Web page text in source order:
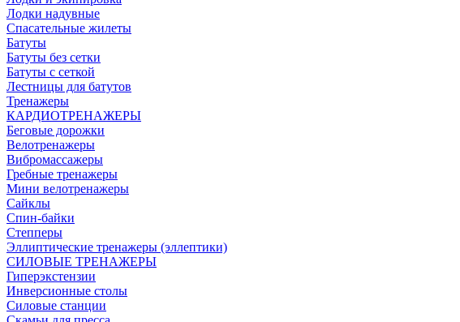
Лодки надувные
Спасательные жилеты
Батуты
Батуты без сетки
Батуты с сеткой
Лестницы для батутов
Тренажеры
КАРДИОТРЕНАЖЕРЫ
Беговые дорожки
Велотренажеры
Вибромассажеры
Гребные тренажеры
Мини велотренажеры
Сайклы
Спин-байки
Степперы
Эллиптические тренажеры (эллептики)
СИЛОВЫЕ ТРЕНАЖЕРЫ
Гиперэкстензии
Инверсионные столы
Силовые станции